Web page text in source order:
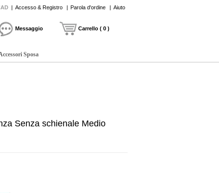
| Accesso & Registro | Parola d'ordine | Aiuto
Messaggio Carrello ( 0 )
Sposa
Senza schienale Medio